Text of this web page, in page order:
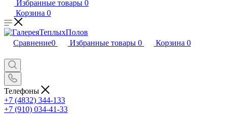
Избранные товары 0
Корзина 0
Сравнение0 Избранные товары 0 Корзина 0
Телефоны
+7 (4832) 344-133
+7 (910) 034-41-33